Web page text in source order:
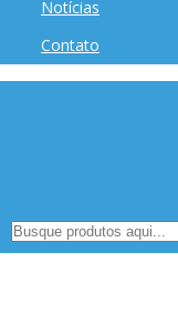
Notícias
Contato